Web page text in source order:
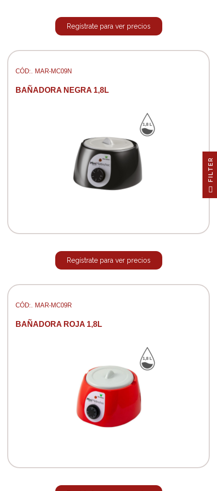
Regístrate para ver precios
CÓD:. MAR-MC09N
BAÑADORA NEGRA 1,8L
Regístrate para ver precios
CÓD:. MAR-MC09R
BAÑADORA ROJA 1,8L
R